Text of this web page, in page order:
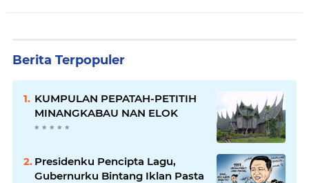
Berita Terpopuler
KUMPULAN PEPATAH-PETITIH
MINANGKABAU NAN ELOK
Presidenku Pencipta Lagu,
Gubernurku Bintang Iklan Pasta